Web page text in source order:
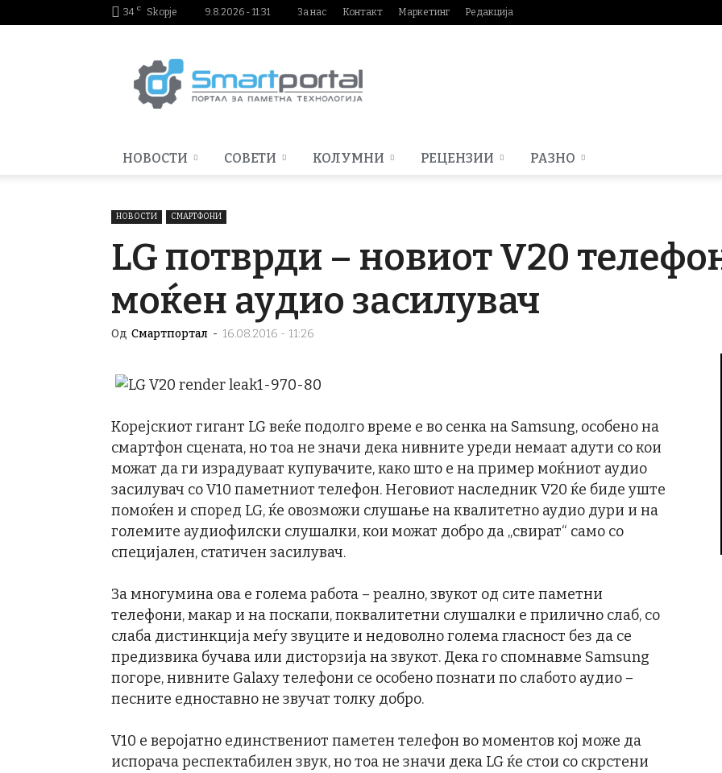
34 C Skopje 9.8.2026 - 11:31 За нас Контакт Маркетинг Редакција
НОВОСТИ СОВЕТИ КОЛУМНИ РЕЦЕНЗИИ РАЗНО
НОВОСТИ СМАРТФОНИ
LG потврди – новиот V20
моќен аудио засилувач
Од Смартпортал - 16.08.2016 - 11:26
Корејскиот гигант LG веќе подолго време е во сенка на Samsung, особено на
смартфон сцената, но тоа не значи дека нивните уреди немаат адути со кои
можат да ги израдуваат купувачите, како што е на пример моќниот аудио
засилувач со V10 паметниот телефон. Неговиот наследник V20 ќе биде уште
помоќен и според LG, ќе овозможи слушање на квалитетно аудио дури и на
големите аудиофилски слушалки, кои можат добро да „свират“ само со
специјален, статичен засилувач.
За многумина ова е голема работа – реално, звукот од сите паметни
телефони, макар и на поскапи, поквалитетни слушалки е прилично слаб, со
слаба дистинкција меѓу звуците и недоволно голема гласност без да се
предизвика бучава или дисторзија на звукот. Дека го спомнавме Samsung
погоре, нивните Galaxy телефони се особено познати по слабото аудио –
песните едноставно не звучат толку добро.
V10 е веројатно единствениот паметен телефон во моментов кој може да
испорача респектабилен звук, но тоа не значи дека LG ќе стои со скрстени